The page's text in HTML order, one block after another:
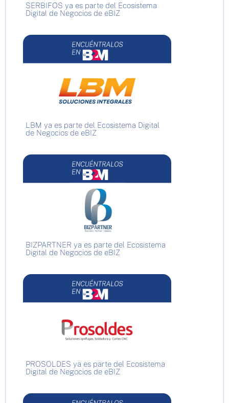
SERBIFOS ya es parte del Ecosistema
Digital de Negocios de eBIZ
LBM ya es parte del Ecosistema Digital
de Negocios de eBIZ
BIZPARTNER ya es parte del Ecosistema
Digital de Negocios de eBIZ
PROSOLDES ya es parte del Ecosistema
Digital de Negocios de eBIZ